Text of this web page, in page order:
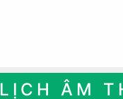
LỊCH ÂM